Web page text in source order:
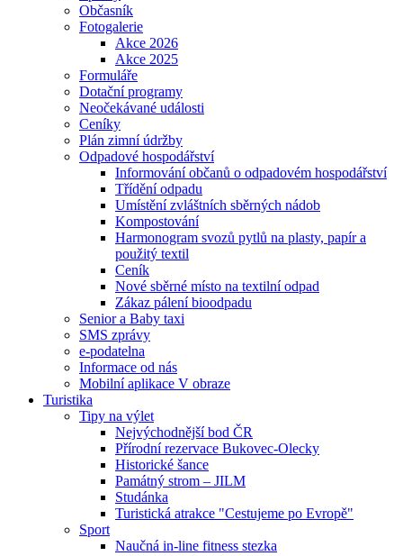
Občasník
Fotogalerie
Akce 2026
Akce 2025
Formuláře
Dotační programy
Neočekávané události
Ceníky
Plán zimní údržby
Odpadové hospodářství
Informování občanů o odpadovém hospodářství
Třídění odpadu
Umístění zvláštních sběrných nádob
Kompostování
Harmonogram svozů pytlů na plasty, papír a
použitý textil
Ceník
Nové sběrné místo na textilní odpad
Zákaz pálení bioodpadu
Senior a Baby taxi
SMS zprávy
e-podatelna
Informace od nás
Mobilní aplikace V obraze
Turistika
Tipy na výlet
Nejvýchodnější bod ČR
Přírodní rezervace Bukovec-Olecky
Historické šance
Památný strom – JILM
Studánka
Turistická atrakce "Cestujeme po Evropě"
Sport
Naučná in-line fitness stezka